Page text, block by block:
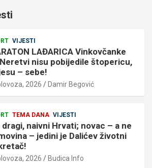
VIJESTI
LAĐARICA Vinkovčanke
nisu pobijedile štopericu,
– sebe!
2026 Damir Begović
TEMA DANA VIJESTI
dragi, naivni Hrvati; novac – a ne
– jedini je Dalićev životni
2026 Budica Info